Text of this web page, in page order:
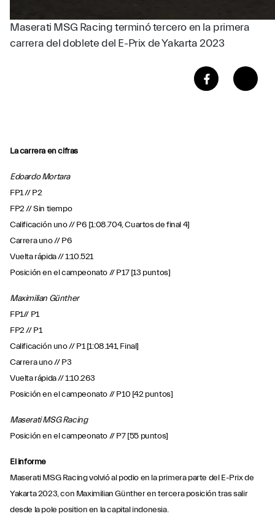
Maserati MSG Racing terminó tercero en la primera
carrera del doblete del E-Prix de Yakarta 2023
La carrera en cifras
Edoardo Mortara
FP1 // P2
FP2 // Sin tiempo
Calificación uno // P6 [1:08.704, Cuartos de final 4]
Carrera uno // P6
Vuelta rápida // 1:10.521
Posición en el campeonato // P17 [13 puntos]
Maximilian Günther
FP1// P1
FP2 // P1
Calificación uno // P1 [1:08.141, Final]
Carrera uno // P3
Vuelta rápida // 1:10.263
Posición en el campeonato // P10 [42 puntos]
Maserati MSG Racing
Posición en el campeonato // P7 [55 puntos]
El informe
Maserati MSG Racing volvió al podio en la primera parte del E-Prix de
Yakarta 2023, con Maximilian Günther en tercera posición tras salir
desde la pole position en la capital indonesia.